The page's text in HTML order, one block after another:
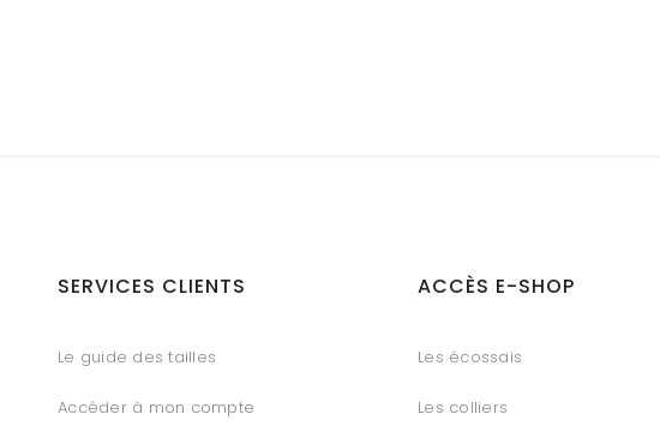
SERVICES CLIENTS
Le guide des tailles
Accéder à mon compte
ACCÈS E-SHOP
Les écossais
Les colliers